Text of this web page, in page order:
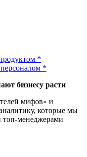
*
*
бизнесу расти
мифов» и
которые мы
топ-менеджерами